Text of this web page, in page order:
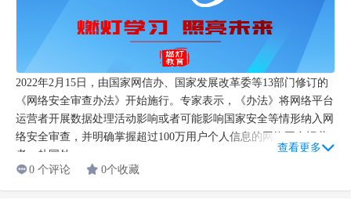
2022年2月15日，由国家网信办、国家发展改革委等13部门修订的
《网络安全审查办法》开始施行。专家表示，《办法》将网络平台
运营者开展数据处理活动影响或者可能影响国家安全等情形纳入网
络安全审查，并明确掌握超过100万用户个人信息的网络平台运营
者，赴国外...
查看更多
0 个评论
0个收藏